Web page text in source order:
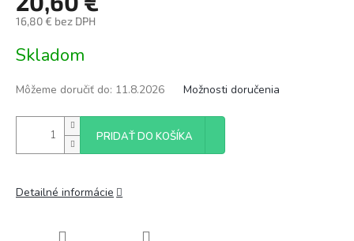
16,80 € bez DPH
cena:
Skladom
Môžeme doručiť do: 11.8.2026 Možnosti doručenia
PRIDAŤ DO KOŠÍKA
Detailné informácie